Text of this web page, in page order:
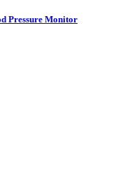
Pressure Monitor